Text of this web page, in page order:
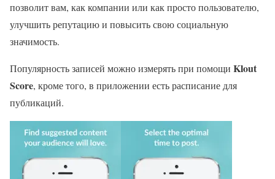
позволит вам, как компании или как просто пользователю,
улучшить репутацию и повысить свою социальную
значимость.
Популярность записей можно измерять при помощи Klout
Score, кроме того, в приложении есть расписание для
публикаций.